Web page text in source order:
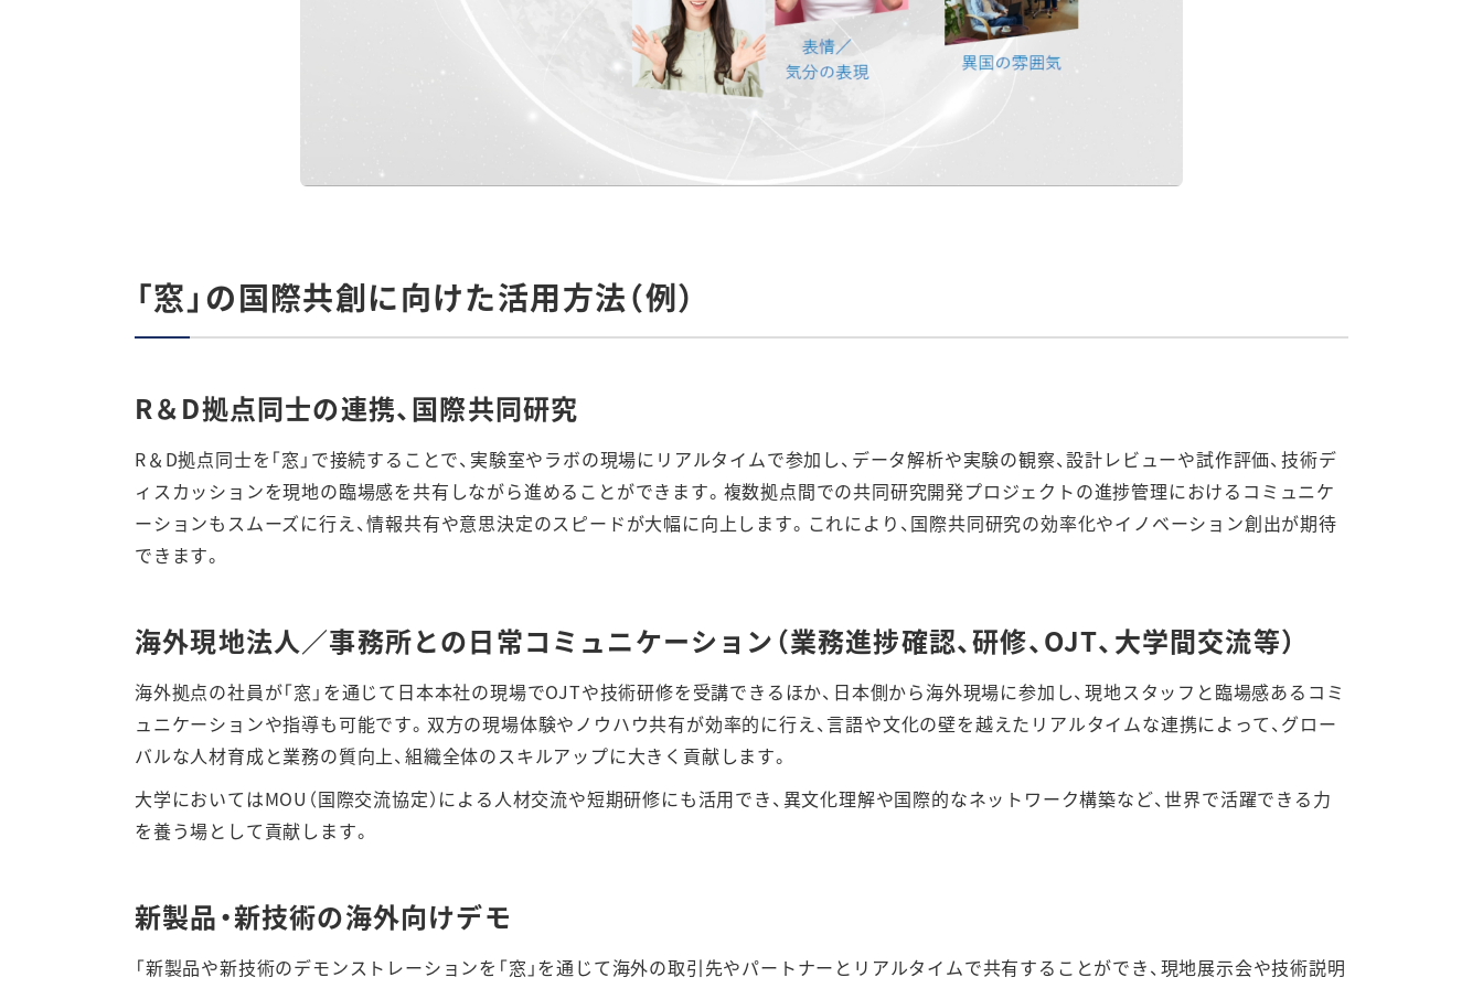
「窓」の国際共創に向けた活用方法（例）
R＆D拠点同士の連携、国際共同研究
R＆D拠点同士を「窓」で接続することで、実験室やラボの現場にリアルタイムで参加し、データ解析や実験の観察、設計レビューや試作評価、技術デ
ィスカッションを現地の臨場感を共有しながら進めることができます。複数拠点間での共同研究開発プロジェクトの進捗管理におけるコミュニケ
ーションもスムーズに行え、情報共有や意思決定のスピードが大幅に向上します。これにより、国際共同研究の効率化やイノベーション創出が期待
できます。
海外現地法人／事務所との日常コミュニケーション（業務進捗確認、研修、OJT、大学間交流等）
海外拠点の社員が「窓」を通じて日本本社の現場でOJTや技術研修を受講できるほか、日本側から海外現場に参加し、現地スタッフと臨場感あるコミ
ュニケーションや指導も可能です。双方の現場体験やノウハウ共有が効率的に行え、言語や文化の壁を越えたリアルタイムな連携によって、グロー
バルな人材育成と業務の質向上、組織全体のスキルアップに大きく貢献します。
大学においてはMOU（国際交流協定）による人材交流や短期研修にも活用でき、異文化理解や国際的なネットワーク構築など、世界で活躍できる力
を養う場として貢献します。
新製品・新技術の海外向けデモ
「新製品や新技術のデモンストレーションを「窓」を通じて海外の取引先やパートナーとリアルタイムで共有することができ、現地展示会や技術説明